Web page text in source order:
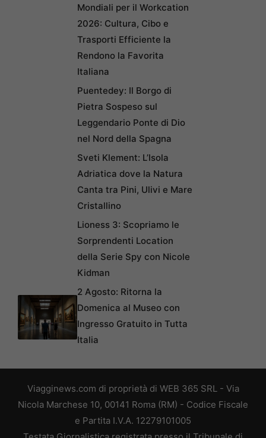
Mondiali per il Workcation
2026: Cultura, Cibo e
Trasporti Efficiente la
Rendono la Favorita
Italiana
Puentedey: Il Borgo di
Pietra Sospeso sul
Leggendario Ponte di Dio
nel Nord della Spagna
Sveti Klement: L’Isola
Adriatica dove la Natura
Canta tra Pini, Ulivi e Mare
Cristallino
Lioness 3: Scopriamo le
Sorprendenti Location
della Serie Spy con Nicole
Kidman
2 Agosto: Ritorna la
Domenica al Museo con
Ingresso Gratuito in Tutta
Italia
Viagginews.com di proprietà di WEB 365 SRL - Via
Nicola Marchese 10, 00141 Roma (RM) - Codice Fiscale
e Partita I.V.A. 12279101005